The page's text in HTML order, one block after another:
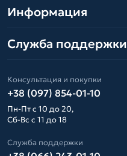
Информация
Служба поддержки
Консультация и покупки
+38 (097) 854-01-10
Пн-Пт с 10 до 20,
Сб-Вс с 11 до 18
Служба поддержки